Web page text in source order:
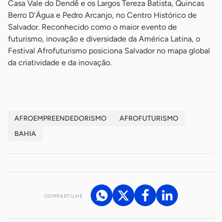
Casa Vale do Dendê e os Largos Tereza Batista, Quincas
Berro D’Água e Pedro Arcanjo, no Centro Histórico de
Salvador. Reconhecido como o maior evento de
futurismo, inovação e diversidade da América Latina, o
Festival Afrofuturismo posiciona Salvador no mapa global
da criatividade e da inovação.
AFROEMPREENDEDORISMO
AFROFUTURISMO
BAHIA
COMPARTILHE